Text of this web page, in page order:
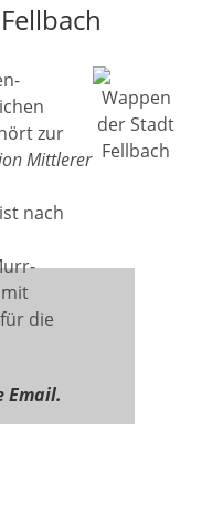
zur
Mittlerer
nach
die
Email.